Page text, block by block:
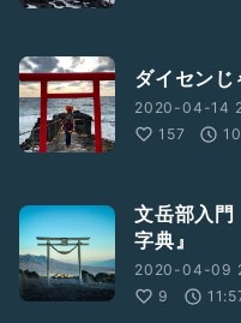
ダイセン
2020-04-14
157
文岳部入門
字典』
2020-04-09
9